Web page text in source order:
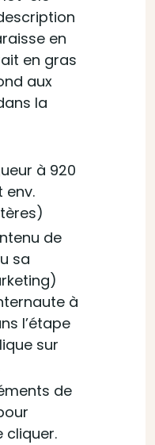
en
en gras
aux
la
à 920
env.
de
sa
à
l’étape
sur
de
cliquer.